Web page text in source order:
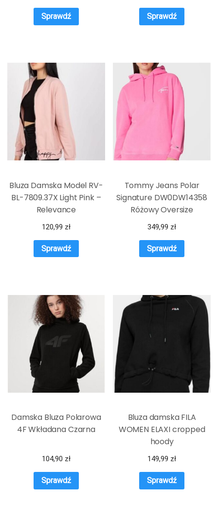
Sprawdź Sprawdź
Bluza Damska Model RV-
BL-7809.37X Light Pink –
Relevance
120,99 zł
Sprawdź
Tommy Jeans Polar
Signature DW0DW14358
Różowy Oversize
349,99 zł
Sprawdź
Damska Bluza Polarowa
4F Wkładana Czarna
104,90 zł
Sprawdź
Bluza damska FILA
WOMEN ELAXI cropped
hoody
149,99 zł
Sprawdź